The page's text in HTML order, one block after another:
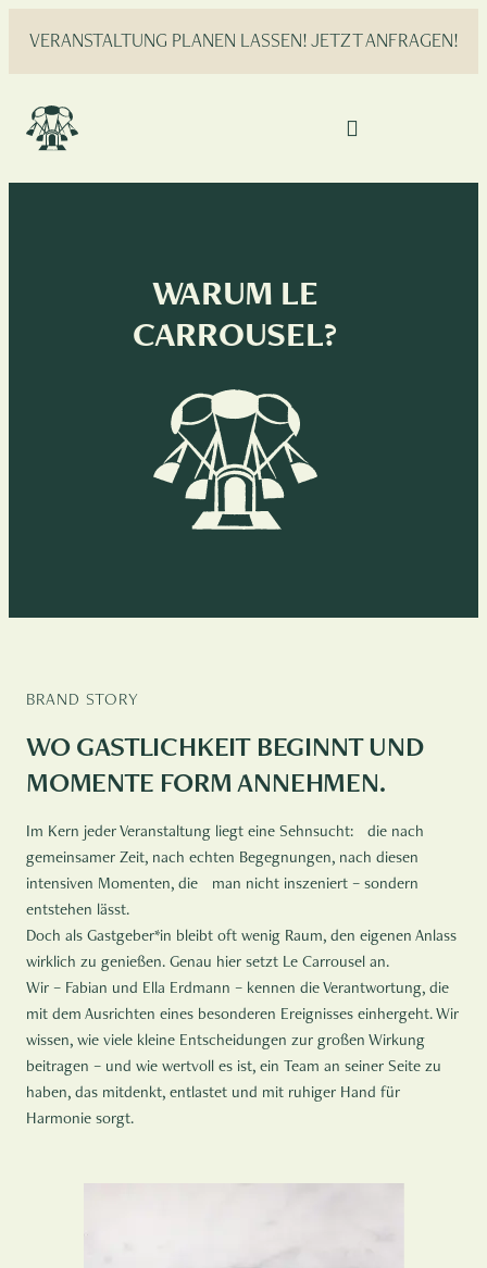
VERANSTALTUNG PLANEN LASSEN! JETZT ANFRAGEN!
WARUM LE
CARROUSEL?
BRAND STORY
WO GASTLICHKEIT BEGINNT UND
MOMENTE FORM ANNEHMEN.
Im Kern jeder Veranstaltung liegt eine Sehnsucht: die nach
gemeinsamer Zeit, nach echten Begegnungen, nach diesen
intensiven Momenten, die man nicht inszeniert – sondern
entstehen lässt.
Doch als Gastgeber*in bleibt oft wenig Raum, den eigenen Anlass
wirklich zu genießen. Genau hier setzt Le Carrousel an.
Wir – Fabian und Ella Erdmann – kennen die Verantwortung, die
mit dem Ausrichten eines besonderen Ereignisses einhergeht. Wir
wissen, wie viele kleine Entscheidungen zur großen Wirkung
beitragen – und wie wertvoll es ist, ein Team an seiner Seite zu
haben, das mitdenkt, entlastet und mit ruhiger Hand für
Harmonie sorgt.